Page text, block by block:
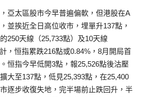
亞太區股市今早普遍偏軟，但港股在A
並挨近全日高位收市，埋單升137點，
250天線（25,733點）及10天線
，恒指累跌216點或0.84%，8月開局首
恒指今早低開3點，報25,526點後沽壓
大至137點，低見25,393點，在25,400
逐步收復失地，完半場前止跌回升，半